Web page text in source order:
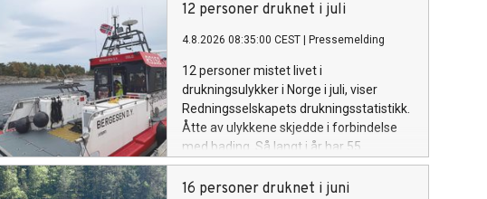
12 personer druknet i juli
4.8.2026 08:35:00 CEST Pressemelding
12 personer mistet livet i
drukningsulykker i Norge i juli, viser
Redningsselskapets drukningsstatistikk.
Åtte av ulykkene skjedde i forbindelse
med bading. Så langt i år har 55
personer druknet, noe som er seks flere
enn i hele 2025.
16 personer druknet i juni